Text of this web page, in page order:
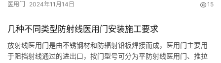
力和對品質的追求，成瞭醫用門玻璃領域的的重要力量，持續推動
璃，作為醫用場所廣泛使用的材料，不僅承擔著防護的基本性能，
還關系到場…
医用门 2024年11月14日 15
几种不同类型防射线医用门安装施工要求
放射线医用门是由不锈钢材和防辐射铅板焊接而成，医用门主要用
于阻挡射线通过的进出口，按门型号可分为平防射线医用门、推拉